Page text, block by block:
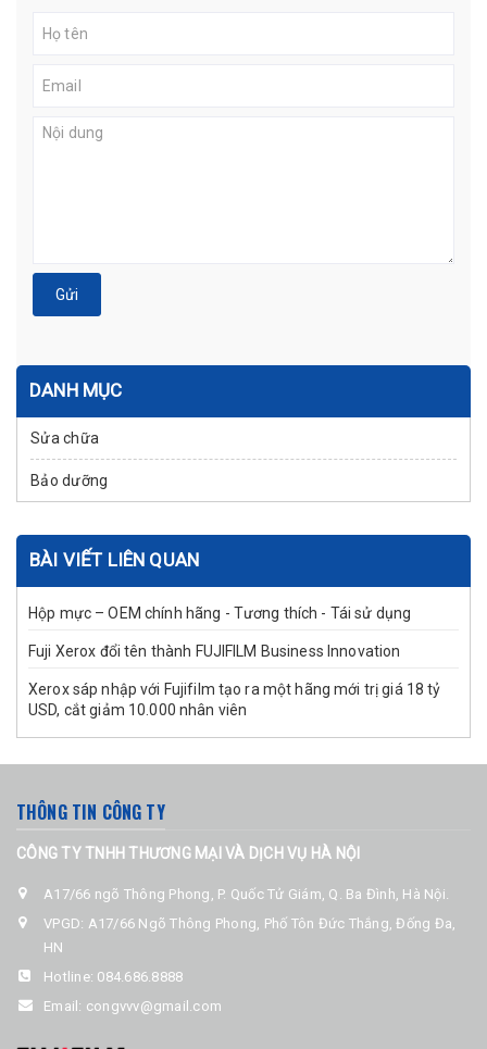
Gửi
DANH MỤC
Sửa chữa
Bảo dưỡng
BÀI VIẾT LIÊN QUAN
Hộp mực – OEM chính hãng - Tương thích - Tái sử dụng
Fuji Xerox đổi tên thành FUJIFILM Business Innovation
Xerox sáp nhập với Fujifilm tạo ra một hãng mới trị giá 18 tỷ
USD, cắt giảm 10.000 nhân viên
THÔNG TIN CÔNG TY
CÔNG TY TNHH THƯƠNG MẠI VÀ DỊCH VỤ HÀ NỘI
A17/66 ngõ Thông Phong, P. Quốc Tử Giám, Q. Ba Đình, Hà Nội.
VPGD: A17/66 Ngõ Thông Phong, Phố Tôn Đức Thắng, Đống Đa,
HN
Hotline: 084.686.8888
Email: congvvv@gmail.com